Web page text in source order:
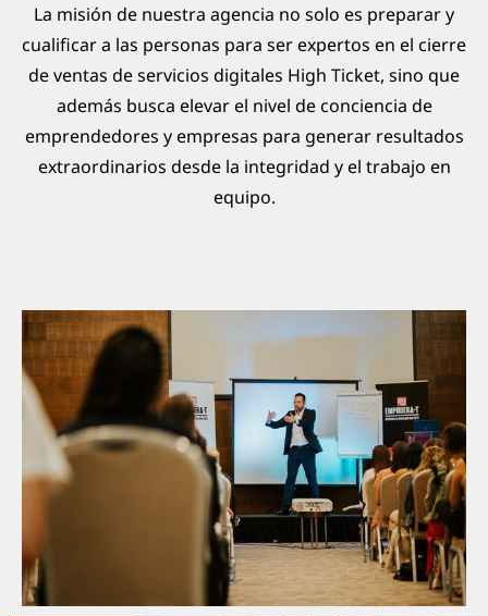
La misión de nuestra agencia no solo es preparar y
cualificar a las personas para ser expertos en el cierre
de ventas de servicios digitales High Ticket, sino que
además busca elevar el nivel de conciencia de
emprendedores y empresas para generar resultados
extraordinarios desde la integridad y el trabajo en
equipo.